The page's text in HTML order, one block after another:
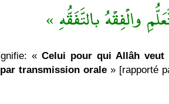
والْفِقْهُ بالتَّفَقُّهِ »
« Celui pour qui Allâh
transmission orale » [rapporté